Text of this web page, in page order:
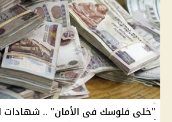
"خلى فلوسك فى الأمان" .. شهادات